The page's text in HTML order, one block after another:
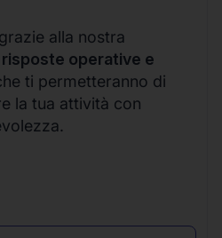
alla nostra
risposte operative e
ti permetteranno di
la tua attività con